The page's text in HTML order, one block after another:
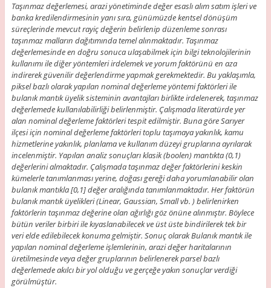
Taşınmaz değerlemesi, arazi yönetiminde değer esaslı alım satım işleri ve
banka kredilendirmesinin yanı sıra, günümüzde kentsel dönüşüm
süreçlerinde mevcut rayiç değerin belirlenip düzenleme sonrası
taşınmaz malların dağıtımında temel alınmaktadır. Taşınmaz
değerlemesinde en doğru sonuca ulaşabilmek için bilgi teknolojilerinin
kullanımı ile diğer yöntemleri irdelemek ve yorum faktörünü en aza
indirerek güvenilir değerlendirme yapmak gerekmektedir. Bu yaklaşımla,
piksel bazlı olarak yapılan nominal değerleme yöntemi faktörleri ile
bulanık mantık üyelik sisteminin avantajları birlikte irdelenerek, taşınmaz
değerlemede kullanılabilirliği belirlenmiştir. Çalışmada literatürde yer
alan nominal değerleme faktörleri tespit edilmiştir. Buna göre Sarıyer
ilçesi için nominal değerleme faktörleri toplu taşımaya yakınlık, kamu
hizmetlerine yakınlık, planlama ve kullanım düzeyi gruplarına ayrılarak
incelenmiştir. Yapılan analiz sonuçları klasik (boolen) mantıkta (0,1)
değerlerini almaktadır. Çalışmada taşınmaz değer faktörlerini keskin
kümelerle tanımlanması yerine, doğası gereği daha yorumlanabilir olan
bulanık mantıkla [0,1] değer aralığında tanımlanmaktadır. Her faktörün
bulanık mantık üyelikleri (Linear, Gaussian, Small vb. ) belirlenirken
faktörlerin taşınmaz değerine olan ağırlığı göz önüne alınmıştır. Böylece
bütün veriler birbiri ile kıyaslanabilecek ve üst üste bindirilerek tek bir
veri elde edilebilecek konuma gelmiştir. Sonuç olarak Bulanık mantık ile
yapılan nominal değerleme işlemlerinin, arazi değer haritalarının
üretilmesinde veya değer gruplarının belirlenerek parsel bazlı
değerlemede akılcı bir yol olduğu ve gerçeğe yakın sonuçlar verdiği
görülmüştür.